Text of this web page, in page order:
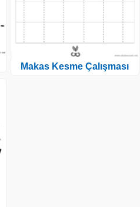
Makas Kesme Çalışması